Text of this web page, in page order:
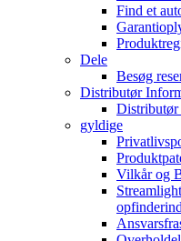
Find et
Dele
Besøg
Distributør
Distributør
gyldige
Vilkår og